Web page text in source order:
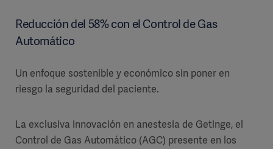
Reducción del 58% con el Control de Gas
Automático
Un enfoque sostenible y económico sin poner en
riesgo la seguridad del paciente.
La exclusiva innovación en anestesia de Getinge, el
Control de Gas Automático (AGC) presente en los